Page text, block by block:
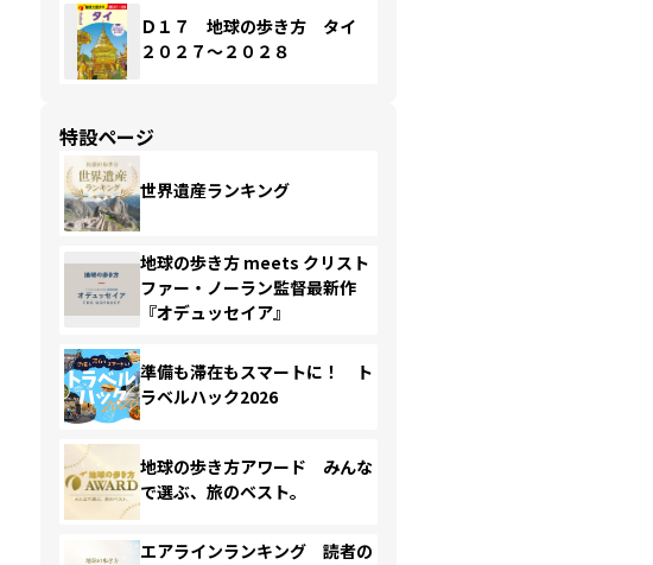
Ｄ１７ 地球の歩き方 タイ
２０２７～２０２８
特設ページ
世界遺産ランキング
地球の歩き方 meets クリスト
ファー・ノーラン監督最新作
『オデュッセイア』
準備も滞在もスマートに！ ト
ラベルハック2026
地球の歩き方アワード みんな
で選ぶ、旅のベスト。
エアラインランキング 読者の